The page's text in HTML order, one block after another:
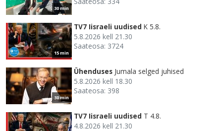
30 min
15 min
TV7 Iisraeli uudised K 5.8.
5.8.2026 kell 21.30
Saateosa: 3724
30 min
Ühenduses Jumala selged juhised
5.8.2026 kell 18.30
Saateosa: 398
TV7 Iisraeli uudised T 4.8.
4.8.2026 kell 21.30